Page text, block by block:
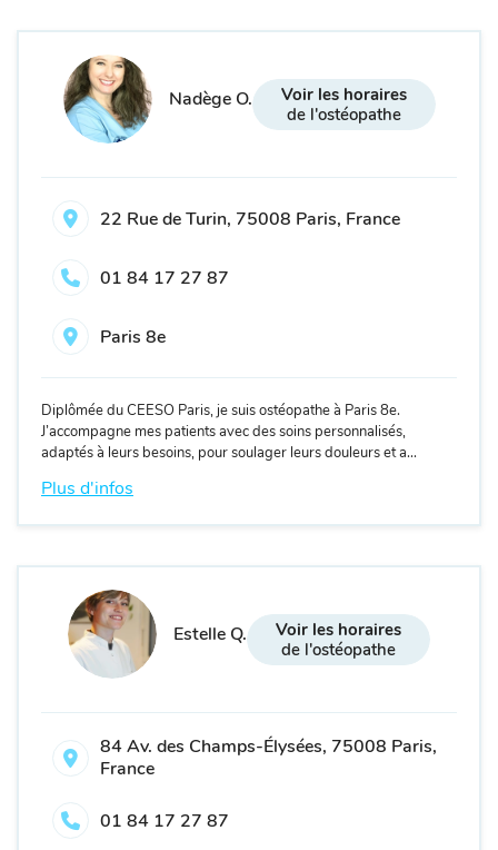
Nadège O.
Voir les horaires
de l'ostéopathe
22 Rue de Turin, 75008 Paris, France
01 84 17 27 87
Paris 8e
Diplômée du CEESO Paris, je suis ostéopathe à Paris 8e.
J’accompagne mes patients avec des soins personnalisés,
adaptés à leurs besoins, pour soulager leurs douleurs et a...
Plus d'infos
Estelle Q.
Voir les horaires
de l'ostéopathe
84 Av. des Champs-Élysées, 75008 Paris,
France
01 84 17 27 87